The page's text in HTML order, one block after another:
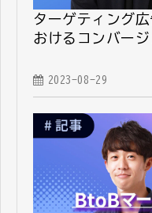
ターゲティング広
おけるコンバー
2023-08-29